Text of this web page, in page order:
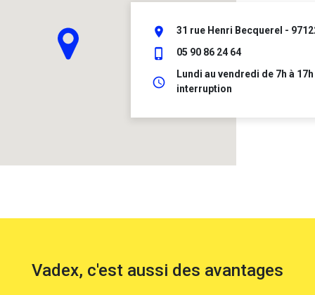
place 31 rue Henri Becquerel -
phone_iphone 05 90 86 24 64
schedule
Lundi au vendredi de 7h à
interruption
Vadex, c'est aussi des avantages